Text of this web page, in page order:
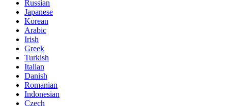
Russian
Japanese
Korean
Arabic
Irish
Greek
Turkish
Italian
Danish
Romanian
Indonesian
Czech